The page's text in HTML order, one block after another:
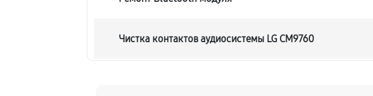
Чистка контактов аудиосистемы LG CM9760